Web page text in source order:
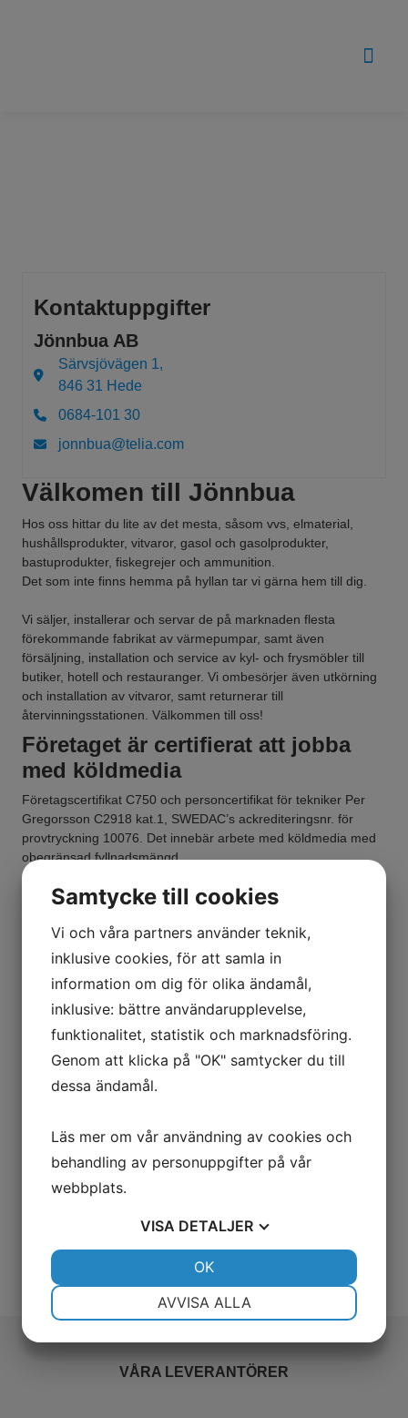
Kontaktuppgifter
Jönnbua AB
Särvsjövägen 1,
846 31 Hede
0684-101 30
jonnbua@telia.com
Välkomen till Jönnbua
Hos oss hittar du lite av det mesta, såsom vvs, elmaterial,
hushållsprodukter, vitvaror, gasol och gasolprodukter,
bastuprodukter, fiskegrejer och ammunition.
Det som inte finns hemma på hyllan tar vi gärna hem till dig.
Vi säljer, installerar och servar de på marknaden flesta
förekommande fabrikat av värmepumpar, samt även
försäljning, installation och service av kyl- och frysmöbler till
butiker, hotell och restauranger. Vi ombesörjer även utkörning
och installation av vitvaror, samt returnerar till
återvinningsstationen. Välkommen till oss!
Företaget är certifierat att jobba
med köldmedia
Företagscertifikat C750 och personcertifikat för tekniker Per
Gregorsson C2918 kat.1, SWEDAC’s ackrediteringsnr. för
provtryckning 10076. Det innebär arbete med köldmedia med
obegränsad fyllnadsmängd.
VÅRA LEVERANTÖRER
Samtycke till cookies
Vi och våra partners använder teknik,
inklusive cookies, för att samla in
information om dig för olika ändamål,
inklusive: bättre användarupplevelse,
funktionalitet, statistik och marknadsföring.
Genom att klicka på "OK" samtycker du till
dessa ändamål.
Läs mer om vår användning av cookies och
behandling av personuppgifter på vår
webbplats.
VISA DETALJER
AVVISA ALLA
OK